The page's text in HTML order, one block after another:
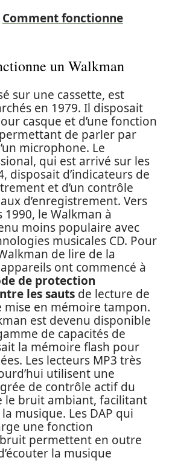
Comment fonctionne
un Walkman
sur une cassette, est
en 1979. Il disposait
casque et d’une fonction
de parler par
microphone. Le
qui est arrivé sur les
disposait d’indicateurs de
et d’un contrôle
d’enregistrement. Vers
1990, le Walkman à
moins populaire avec
musicales CD. Pour
de lire de la
ont commencé à
de protection
les sauts de lecture de
mise en mémoire tampon.
est devenu disponible
de capacités de
la mémoire flash pour
Les lecteurs MP3 très
utilisent une
de contrôle actif du
le bruit ambiant, facilitant
musique. Les DAP qui
une fonction
permettent en outre
la musique